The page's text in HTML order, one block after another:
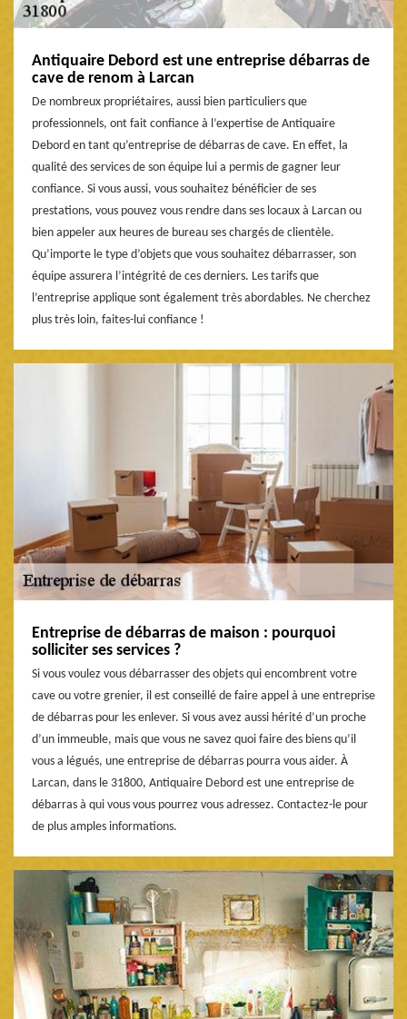
Antiquaire Debord est une entreprise débarras de
cave de renom à Larcan
De nombreux propriétaires, aussi bien particuliers que
professionnels, ont fait confiance à l’expertise de Antiquaire
Debord en tant qu’entreprise de débarras de cave. En effet, la
qualité des services de son équipe lui a permis de gagner leur
confiance. Si vous aussi, vous souhaitez bénéficier de ses
prestations, vous pouvez vous rendre dans ses locaux à Larcan ou
bien appeler aux heures de bureau ses chargés de clientèle.
Qu’importe le type d’objets que vous souhaitez débarrasser, son
équipe assurera l’intégrité de ces derniers. Les tarifs que
l’entreprise applique sont également très abordables. Ne cherchez
plus très loin, faites-lui confiance !
Entreprise de débarras de maison : pourquoi
solliciter ses services ?
Si vous voulez vous débarrasser des objets qui encombrent votre
cave ou votre grenier, il est conseillé de faire appel à une entreprise
de débarras pour les enlever. Si vous avez aussi hérité d’un proche
d’un immeuble, mais que vous ne savez quoi faire des biens qu’il
vous a légués, une entreprise de débarras pourra vous aider. À
Larcan, dans le 31800, Antiquaire Debord est une entreprise de
débarras à qui vous vous pourrez vous adressez. Contactez-le pour
de plus amples informations.